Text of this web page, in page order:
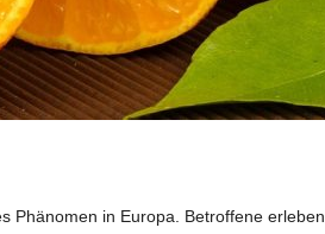
Phänomen in Europa. Betroffene erleben